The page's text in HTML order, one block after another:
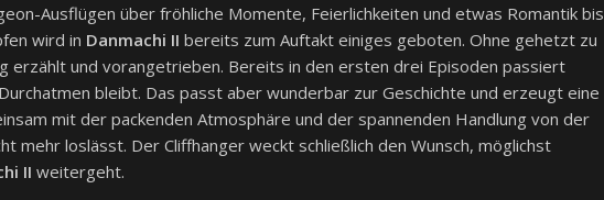
Ausflügen über fröhliche Momente, Feierlichkeiten und etwas Romantik bis
wird in Danmachi II bereits zum Auftakt einiges geboten. Ohne gehetzt zu
erzählt und vorangetrieben. Bereits in den ersten drei Episoden passiert
bleibt. Das passt aber wunderbar zur Geschichte und erzeugt eine
mit der packenden Atmosphäre und der spannenden Handlung von der
mehr loslässt. Der Cliffhanger weckt schließlich den Wunsch, möglichst
II weitergeht.